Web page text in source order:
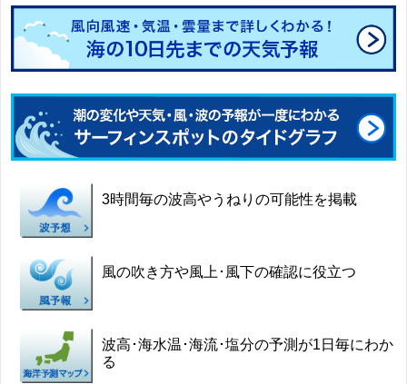
3時間毎の波高やうねりの可能性を掲載
風の吹き方や風上･風下の確認に役立つ
波高･海水温･海流･塩分の予測が1日毎にわか
る